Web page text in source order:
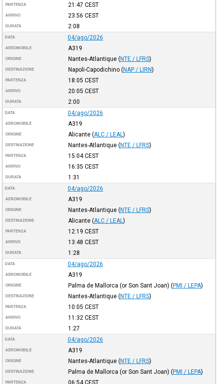
PARTENZA 21:47 CEST
ARRIVO 23:56 CEST
DURATA 2:08
DATA 04/ago/2026
AEROMOBILE A319
ORIGINE Nantes-Atlantique (NTE / LFRS)
DESTINAZIONE Napoli-Capodichino (NAP / LIRN)
PARTENZA 18:05 CEST
ARRIVO 20:05 CEST
DURATA 2:00
DATA 04/ago/2026
AEROMOBILE A319
ORIGINE Alicante (ALC / LEAL )
DESTINAZIONE Nantes-Atlantique (NTE / LFRS)
PARTENZA 15:04CEST
ARRIVO 16:35 CEST
DURATA 1:31
DATA 04/ago/2026
AEROMOBILE A319
ORIGINE Nantes-Atlantique (NTE / LFRS)
DESTINAZIONE Alicante (ALC / LEAL )
PARTENZA 12:19 CEST
ARRIVO 13:48 CEST
DURATA 1:28
DATA 04/ago/2026
AEROMOBILE A319
ORIGINE Palma de Mallorca (or Son Sant Joan) (PMI / LEPA)
DESTINAZIONE Nantes-Atlantique (NTE / LFRS)
PARTENZA 10:05 CEST
ARRIVO 11:32 CEST
DURATA 1:27
DATA 04/ago/2026
AEROMOBILE A319
ORIGINE Nantes-Atlantique (NTE / LFRS)
DESTINAZIONE Palma de Mallorca (or Son Sant Joan) (PMI / LEPA)
PARTENZA 06:54CEST